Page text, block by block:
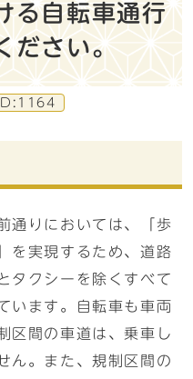
る自転車通行
ださい。
ID:1164
通りにおいては、「歩
を実現するため、道路
タクシーを除くすべて
います。自転車も車両
区間の車道は、乗車し
ん。また、規制区間の